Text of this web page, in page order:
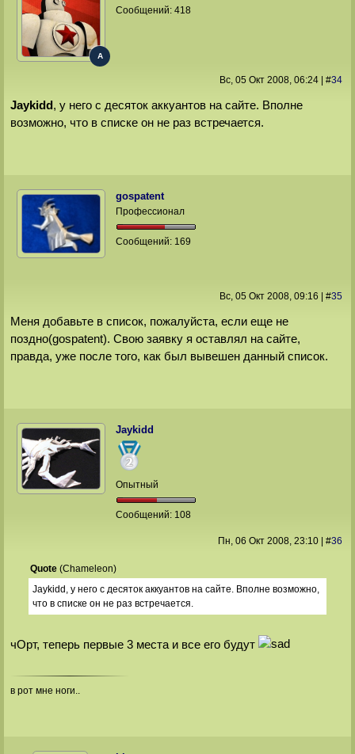
A
Сообщений:418
Вс, 05 Окт 2008, 06:24| #34
Jaykidd, у него с десяток аккуантов на сайте. Вполне
возможно, что в списке он не раз встречается.
gospatent
Профессионал
Сообщений: 169
Вс, 05 Окт 2008, 09:16 #35
Меня добавьте в список, пожалуйста, если еще не
поздно(gospatent). Свою заявку я оставлял на сайте,
правда, уже после того, как был вывешен данный список.
Jaykidd
Опытный
Сообщений: 108
Пн, 06 Окт 2008, 23:10| #36
Quote(Chameleon)
Jaykidd, у него с десяток аккуантов на сайте. Вполне возможно,
что в списке он не раз встречается.
чОрт, теперь первые 3 места и все его будут
в рот мне ноги..